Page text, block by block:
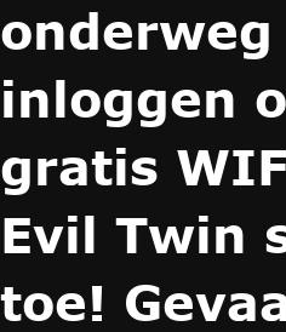
onderweg
inloggen
gratis
Evil Twin
toe!